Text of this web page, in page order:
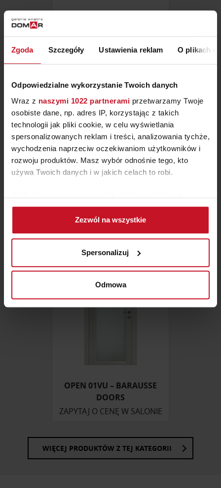
Zgoda Szczegóły Ustawienia reklam O plikach
Odpowiedzialne wykorzystanie Twoich danych
Wraz z naszymi 1022 partnerami przetwarzamy Twoje
osobiste dane, np. adres IP, korzystając z takich
technologii jak pliki cookie, w celu wyświetlania
spersonalizowanych reklam i treści, analizowania tychże,
wychodzenia naprzeciw oczekiwaniom użytkowników i
rozwoju produktów. Masz wybór odnośnie tego, kto
używa Twoich danych i w jakich celach to robi.
Jeśli wyrazisz na to zgodę, chcielibyśmy również:
Gromadzić dane dotyczące Twojej lokalizacji
geograficznej z dokładnością nawet do kilku metrów
Identyfikować Twoje urządzenie, aktywnie
(fingerprinting, czyli wirtualny odcisk palca)
Dowiedz się więcej odnośnie tego, jak Twoje osobiste
dane są przetwarzane oraz ustaw własne preferencje w
zmienić lub wycofać swoją zgodę w dowolnej chwili.
korzystasz z naszej witryny, udostępniamy partnerom
Partnerzy mogą połączyć te informacje z innymi danymi
otrzymanymi od Ciebie lub uzyskanymi podczas
korzystania z ich usług.
Zezwól na wszystkie
Spersonalizuj
Odmowa
OPEN 01PU – BARAUSSE
ZAPYTAJ O CENĘ W SALONIE
OPEN 01VU – BARAUSSE
DOORS
ZAPYTAJ O CENĘ W SALONIE
WIĘCEJ PRODUKTÓW Z TEJ KATEGORII